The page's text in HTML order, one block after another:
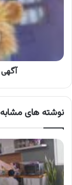
نوشته های مشابه